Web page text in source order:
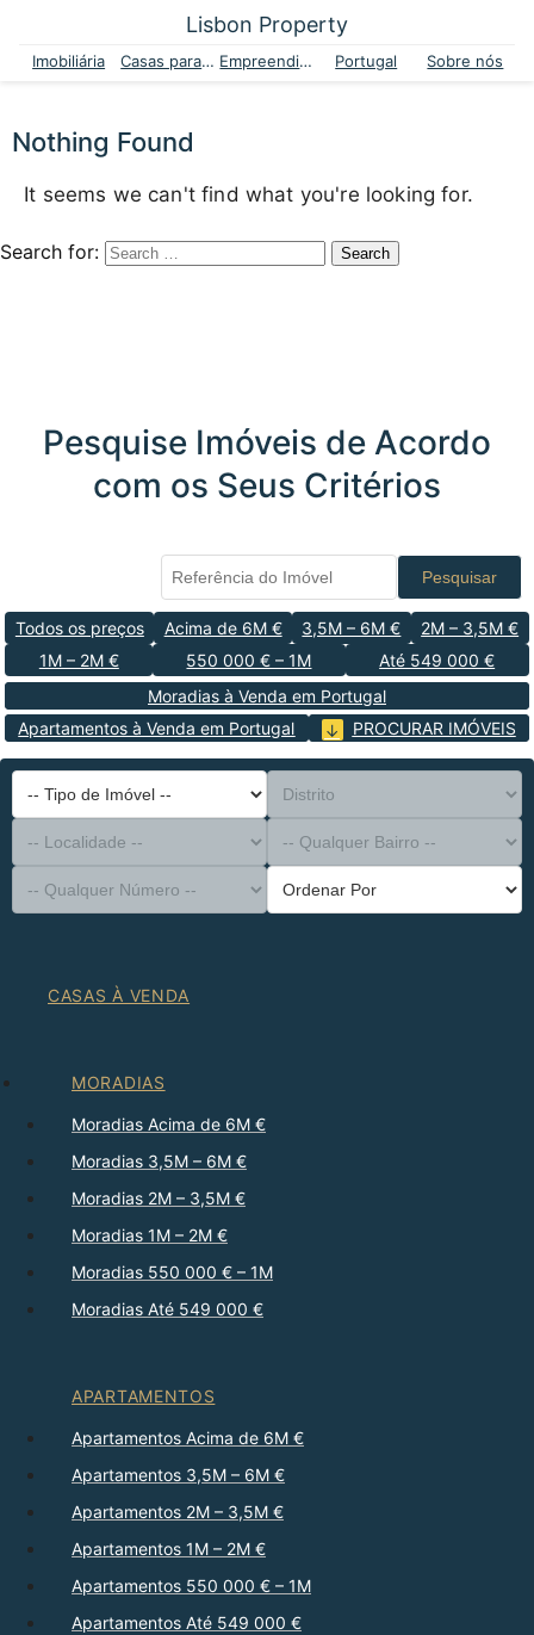
Lisbon Property
Imobiliária Casas para venda Empreendimentos Portugal Sobre nós
Nothing Found
It seems we can't find what you're looking for.
Search for:
Pesquise Imóveis de Acordo
com os Seus Critérios
Pesquisar
Todos os preços Acima de 6M € 3,5M – 6M €
2M – 3,5M €
1M – 2M €
550 000 € – 1M
Até 549 000 €
Moradias à Venda em Portugal
Apartamentos à Venda em Portugal
PROCURAR IMÓVEIS
-- Tipo de Imóvel --
Distrito
-- Localidade --
-- Qualquer Bairro --
-- Qualquer Número --
Ordenar Por
CASAS À VENDA
MORADIAS
Moradias Acima de 6M €
Moradias 3,5M – 6M €
Moradias 2M – 3,5M €
Moradias 1M – 2M €
Moradias 550 000 € – 1M
Moradias Até 549 000 €
APARTAMENTOS
Apartamentos Acima de 6M €
Apartamentos 3,5M – 6M €
Apartamentos 2M – 3,5M €
Apartamentos 1M – 2M €
Apartamentos 550 000 € – 1M
Apartamentos Até 549 000 €